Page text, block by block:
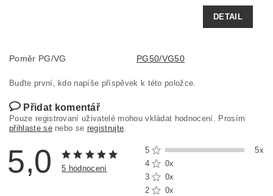
DETAIL
Poměr PG/VG PG50/VG50
Buďte první, kdo napíše příspěvek k této položce.
Přidat komentář
Pouze registrovaní uživatelé mohou vkládat hodnocení. Prosím
přihlaste senebo se registrujte
5,0 5 hodnocení
5
5x
4
0x
3
0x
2
0x